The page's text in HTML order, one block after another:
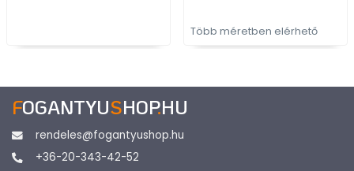
Több méretben elérhető
FOGANTYUSHOP.HU
rendeles@fogantyushop.hu
+36-20-343-42-52